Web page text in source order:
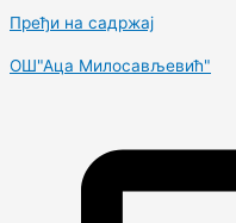
Пређи на садржај
OШ"Аца Милосављевић"